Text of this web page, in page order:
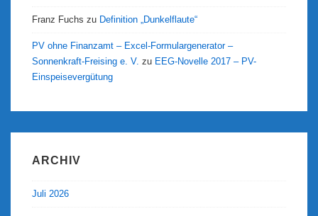
Franz Fuchs zu Definition „Dunkelflaute“
PV ohne Finanzamt – Excel-Formulargenerator –
Sonnenkraft-Freising e. V. zu EEG-Novelle 2017 – PV-
Einspeisevergütung
ARCHIV
Juli 2026